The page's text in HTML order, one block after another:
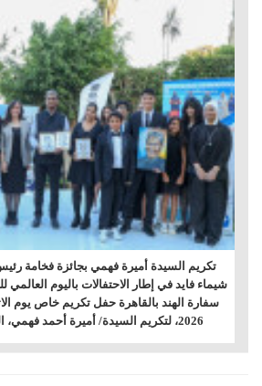
تكريم السيدة أميرة فهمي بجائزة فخامة
2026، لتكريم السيدة/ أميرة أحمد فهمي، الحاصلة على "جائز